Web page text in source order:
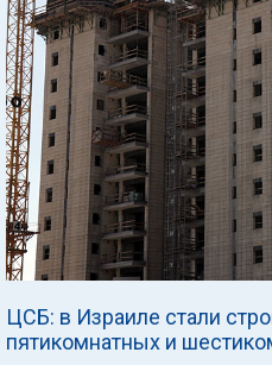
ЦСБ: в Израиле стали
пятикомнатных и